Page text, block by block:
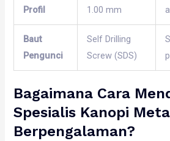
Profil
1.00 mm
Baut
Pengunci
Self Drilling
Screw (SDS)
Bagaimana Cara
Spesialis Kanopi
Berpengalaman?